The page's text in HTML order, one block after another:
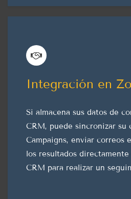
Integración en
Si almacena sus datos de
CRM, puede sincronizar su
Campaigns, enviar correos
los resultados
CRM para realizar un